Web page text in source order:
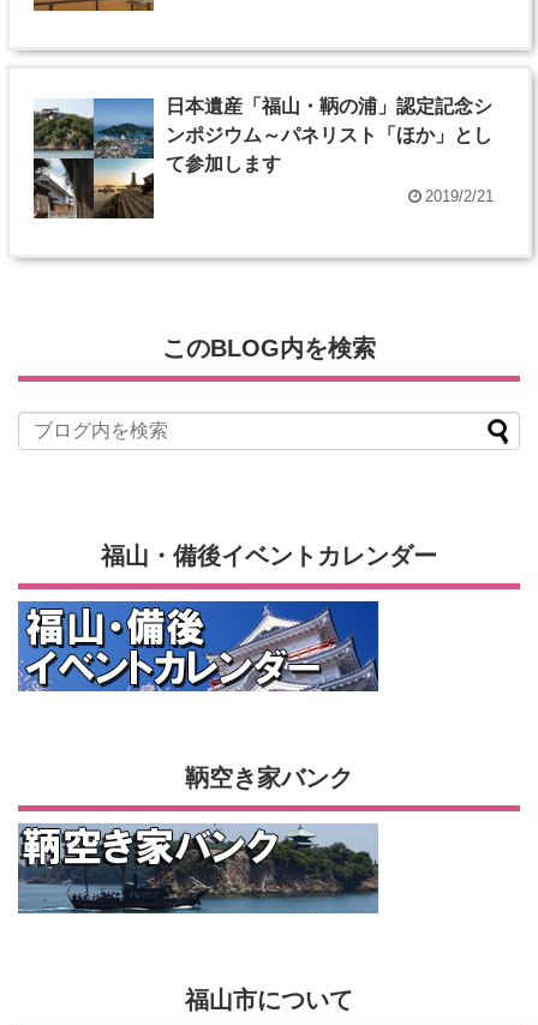
日本遺産「福山・鞆の浦」認定記念シ
ンポジウム～パネリスト「ほか」とし
て参加します
2019/2/21
このBLOG内を検索
福山・備後イベントカレンダー
鞆空き家バンク
福山市について